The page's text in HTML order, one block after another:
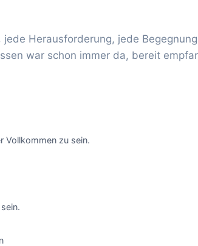
Herausforderung, jede
war schon immer da, bereit
Vollkommen zu sein.